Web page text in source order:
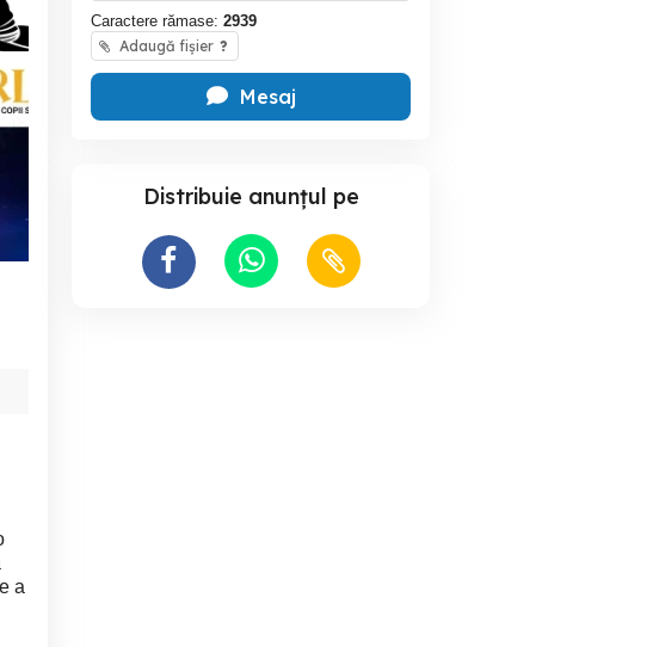
a
Caractere rămase: 2939
Adaugă fișier ?
Mesaj
Distribuie anunțul pe